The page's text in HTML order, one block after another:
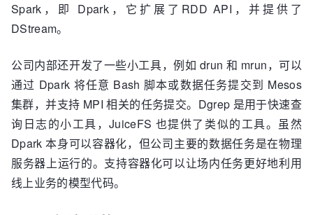
Spark，即 Dpark，它扩展了RDD API，并提供了
DStream。
公司内部还开发了一些小工具，例如 drun 和 mrun，可以
通过 Dpark 将任意 Bash 脚本或数据任务提交到 Mesos
集群，并支持 MPI 相关的任务提交。Dgrep 是用于快速查
询日志的小工具，JuiceFS 也提供了类似的工具。虽然
Dpark 本身可以容器化，但公司主要的数据任务是在物理
服务器上运行的。支持容器化可以让场内任务更好地利用
线上业务的模型代码。